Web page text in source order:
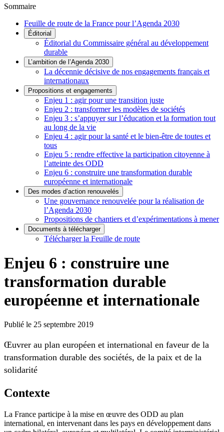
Sommaire
Feuille de route de la France pour l’Agenda 2030
Éditorial
Éditorial du Commissaire général au développement
durable
L’ambition de l’Agenda 2030
La décennie décisive de nos engagements français et
internationaux
Propositions et engagements
Enjeu 1 : agir pour une transition juste
Enjeu 2 : transformer les modèles de sociétés
Enjeu 3 : s’appuyer sur l’éducation et la formation tout
au long de la vie
Enjeu 4 : agir pour la santé et le bien-être de toutes et
tous
Enjeu 5 : rendre effective la participation citoyenne à
l’atteinte des ODD
Enjeu 6 : construire une transformation durable
européenne et internationale
Des modes d’action renouvelés
Une gouvernance renouvelée pour la réalisation de
l’Agenda 2030
Propositions de chantiers et d’expérimentations à mener
Documents à télécharger
Télécharger la Feuille de route
Enjeu 6 : construire une
transformation durable
européenne et internationale
Publié le 25 septembre 2019
Œuvrer au plan européen et international en faveur de la
transformation durable des sociétés, de la paix et de la
solidarité
Contexte
La France participe à la mise en œuvre des ODD au plan
international, en intervenant dans les pays en développement dans